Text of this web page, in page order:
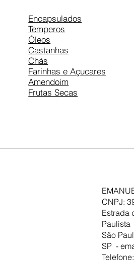
Encapsulados
Temperos
Óleos
Castanhas
Chás
Farinhas e Açucares
Amendoim
Frutas Secas
CNPJ:
Estrada
Paulista
São
SP -